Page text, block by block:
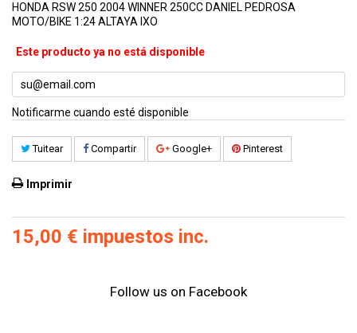
HONDA RSW 250 2004 WINNER 250CC DANIEL PEDROSA
MOTO/BIKE 1:24 ALTAYA IXO
Este producto ya no está disponible
Notificarme cuando esté disponible
Tuitear Compartir Google+ Pinterest
Imprimir
15,00 € impuestos inc.
Follow us on Facebook